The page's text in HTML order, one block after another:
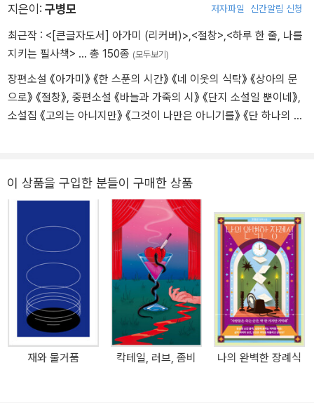
지은이: 구병모 저자파일 신간알림 신청
최근작 : <[큰글자도서] 아가미 (리커버)> <절창> <하루 한 줄, 나를
지키는 필사책> … 총 150종 (모두보기)
장편소설 《아가미》 《한 스푼의 시간》 《네 이웃의 식탁》 《상아의 문
으로》 《절창》, 중편소설 《바늘과 가죽의 시》 《단지 소설일 뿐이네》,
소설집 《고의는 아니지만》 《그것이 나만은 아니기를》 《단 하나의 문
이 상품을 구입한 분들이 구매한 상품
재와 물거품 칵테일, 러브, 좀비 나의 완벽한 장례식